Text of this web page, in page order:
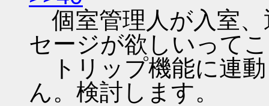
個室管理人が入室
セージが欲しいって
トリップ機能に連
ん。検討します。